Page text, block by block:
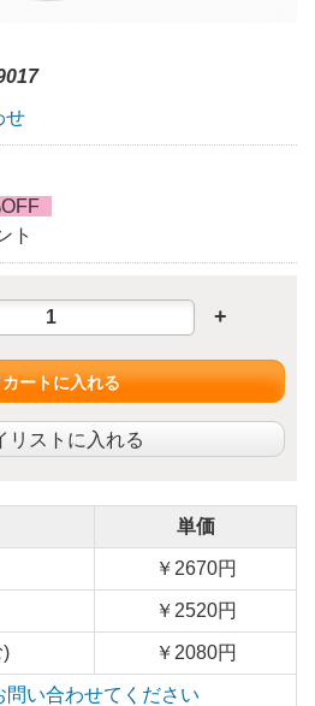
せ
ト
+
カートに入れる
リストに入れる
単価
￥2670円
￥2520円
) ￥2080円
問い合わせてください